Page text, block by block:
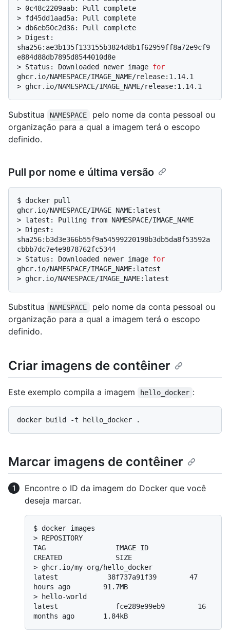
> 0c48c2209aab: Pull complete
> fd45dd1aad5a: Pull complete
> db6eb50c2d36: Pull complete
> Digest:
sha256:ae3b135f133155b3824d8b1f62959ff8a72e9cf9
e884d88db7895d8544010d8e
> Status: Downloaded newer image for
ghcr.io/NAMESPACE/IMAGE_NAME/release:1.14.1
> ghcr.io/NAMESPACE/IMAGE_NAME/release:1.14.1
Substitua NAMESPACE
pelo nome da conta pessoal ou
organização para a qual a imagem terá o escopo
definido.
Pull por nome e última versão
$ docker pull
ghcr.io/NAMESPACE/IMAGE_NAME:latest
> latest: Pulling from NAMESPACE/IMAGE_NAME
> Digest:
sha256:b3d3e366b55f9a54599220198b3db5da8f53592a
cbbb7dc7e4e9878762fc5344
> Status: Downloaded newer image for
ghcr.io/NAMESPACE/IMAGE_NAME:latest
> ghcr.io/NAMESPACE/IMAGE_NAME:latest
Substitua NAMESPACE
pelo nome da conta pessoal ou
organização para a qual a imagem terá o escopo
definido.
Criar imagens de contêiner
Este exemplo compila a imagem hello_docker :
Marcar imagens de contêiner
Encontre o ID da imagem do Docker que você
deseja marcar.
$ docker images
> REPOSITORY
TAG                 IMAGE ID
CREATED             SIZE
> ghcr.io/my-org/hello_docker
latest            38f737a91f39        47
hours ago        91.7MB
>
hello-world
latest              fce289e99eb9        16
months ago       1.84kB